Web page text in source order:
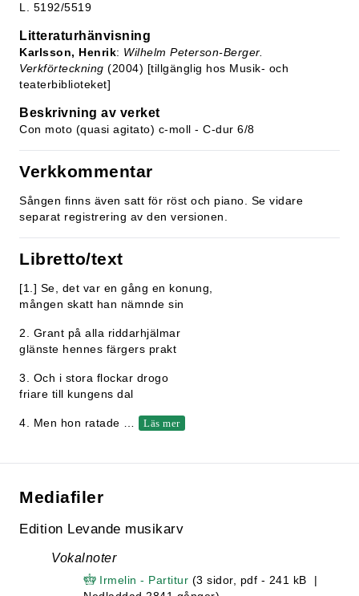
L. 5192/5519
Litteraturhänvisning
Karlsson, Henrik: Wilhelm Peterson-Berger.
Verkförteckning (2004) [tillgänglig hos Musik- och
teaterbiblioteket]
Beskrivning av verket
Con moto (quasi agitato) c-moll - C-dur 6/8
Verkkommentar
Sången finns även satt för röst och piano. Se vidare
separat registrering av den versionen.
Libretto/text
[1.] Se, det var en gång en konung,
mången skatt han nämnde sin
2. Grant på alla riddarhjälmar
glänste hennes färgers prakt
3. Och i stora flockar drogo
friare till kungens dal
4. Men hon ratade Läs mer
Mediafiler
Edition Levande musikarv
Vokalnoter
Irmelin - Partitur (3 sidor, pdf - 241 kB |